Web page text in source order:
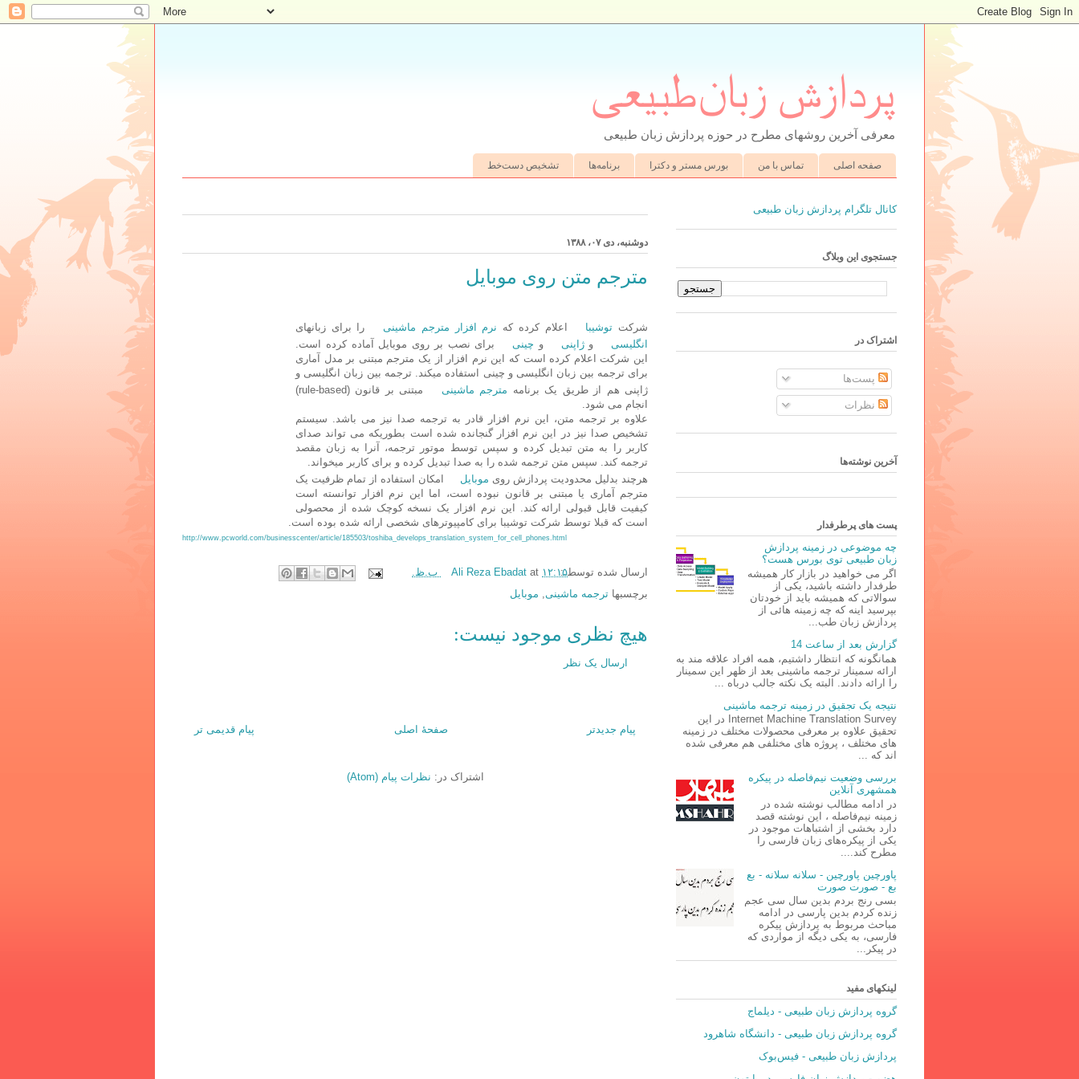
پردازش زبان‌طبیعی
معرفی آخرین روشهای مطرح در حوزه پردازش زبان طبیعی
صفحه اصلی تماس با من بورس مستر و دکترا برنامه‌ها تشخیص دست‌خط
دوشنبه، دی ۰۷، ۱۳۸۸
مترجم متن روی موبایل
شرکت توشیبا اعلام کرده که نرم افزار مترجم ماشینی
را برای زبانهای
انگلیسی
وژاپنی و چینی
برای نصب بر روی موبایل آماده کرده است.
این شرکت اعلام کرده است که این نرم افزار از یک مترجم مبتنی بر مدل آماری
برای ترجمه بین زبان انگلیسی و چینی استفاده میکند. ترجمه بین زبان انگلیسی و
ژاپنی هم از طریق یک برنامه مترجم ماشینی
مبتنی بر قانون (rule-based)
انجام می شود.
علاوه بر ترجمه متن، این نرم افزار قادر به ترجمه صدا نیز می باشد. سیستم
تشخیص صدا نیز در این نرم افزار گنجانده شده است بطوریکه می تواند صدای
کاربر را به متن تبدیل کرده و سپس توسط موتور ترجمه، آنرا به زبان مقصد
ترجمه کند. سپس متن ترجمه شده را به صدا تبدیل کرده و برای کاربر میخواند.
هرچند بدلیل محدودیت پردازش روی موبایل
امکان استفاده از تمام ظرفیت یک
مترجم آماری یا مبتنی بر قانون نبوده است، اما این نرم افزار توانسته است
کیفیت قابل قبولی ارائه کند. این نرم افزار یک نسخه کوچک شده از محصولی
است که قبلا توسط شرکت توشیبا برای کامپیوترهای شخصی ارائه شده بوده است.
http://www.pcworld.com/businesscenter/article/185503/toshiba_develops_translation_system_for_cell_phones.html
ارسال شده توسط : Ali Reza Ebadat at ۱۲:۱۵ ب.ظ.
برچسبها ترجمه ماشینی, موبایل
هیچ نظری موجود نیست:
ارسال یک نظر
پیام جدیدتر پیام قدیمی تر صفحهٔ اصلی
اشتراک در: نظرات پیام (Atom)
کانال تلگرام پردازش زبان طبیعی
جستجوی این وبلاگ
اشتراک در
پست‌ها
نظرات
آخرین نوشته‌ها
پست های پرطرفدار
چه موضوعی در زمینه پردازش
زبان طبیعی توی بورس هست؟
اگر می خواهید در بازار کار همیشه
طرفدار داشته باشید، یکی از
سوالاتی که همیشه باید از خودتان
بپرسید اینه که چه زمینه هائی از
پردازش زبان طب...
گزارش بعد از ساعت 14
همانگونه که انتظار داشتیم، همه افراد علاقه مند به
ارائه سمینار ترجمه ماشینی بعد از ظهر این سمینار
را ارائه دادند. البته یک نکته جالب درباه ...
نتیجه یک تجقیق در زمینه ترجمه ماشینی
Internet Machine Translation Survey در این
تحقیق علاوه بر معرفی محصولات مختلف در زمینه
های مختلف ، پروژه های مختلفی هم معرفی شده
اند که ...
بررسی وضعیت نیم‌فاصله در پیکره
همشهری آنلاین
در ادامه مطالب نوشته شده در
زمینه نیم‌فاصله ، این نوشته قصد
دارد بخشی از اشتباهات موجود در
یکی از پیکره‌های زبان فارسی را
مطرح کند....
پاورچین پاورچین - سلانه سلانه - بع
بع - صورت صورت
بسی رنج بردم بدین سال سی عجم
زنده کردم بدین پارسی در ادامه
مباحث مربوط به پردازش پیکره
فارسی، به یکی دیگه از مواردی که
در پیکر...
لینکهای مفید
گروه پردازش زبان طبیعی - دیلماج
گروه پردازش زبان طبیعی - دانشگاه شاهرود
پردازش زبان طبیعی - فیس‌بوک